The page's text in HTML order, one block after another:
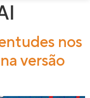
nos
versão